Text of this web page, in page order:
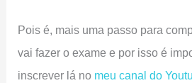
Pois é, mais uma passo para
vai fazer o exame e por isso é
inscrever lá no meu canal do